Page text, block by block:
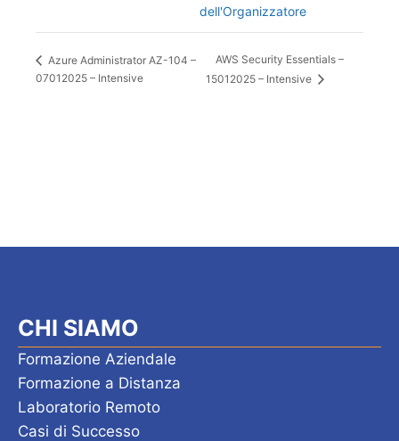
dell'Organizzatore
Azure Administrator AZ-104 –
07012025 – Intensive
AWS Security Essentials –
15012025 – Intensive
CHI SIAMO
Formazione Aziendale
Formazione a Distanza
Laboratorio Remoto
Casi di Successo